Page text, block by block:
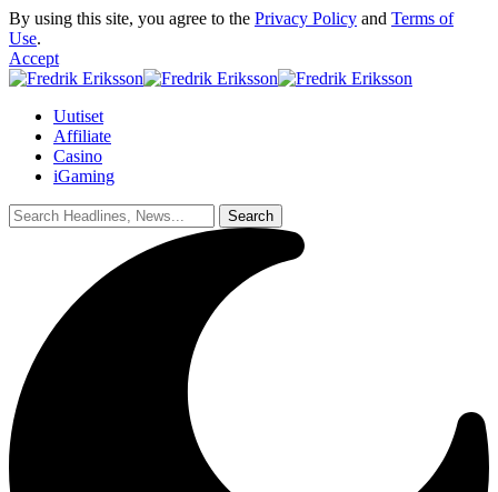
By using this site, you agree to the Privacy Policy and Terms of
Use.
Accept
Uutiset
Affiliate
Casino
iGaming